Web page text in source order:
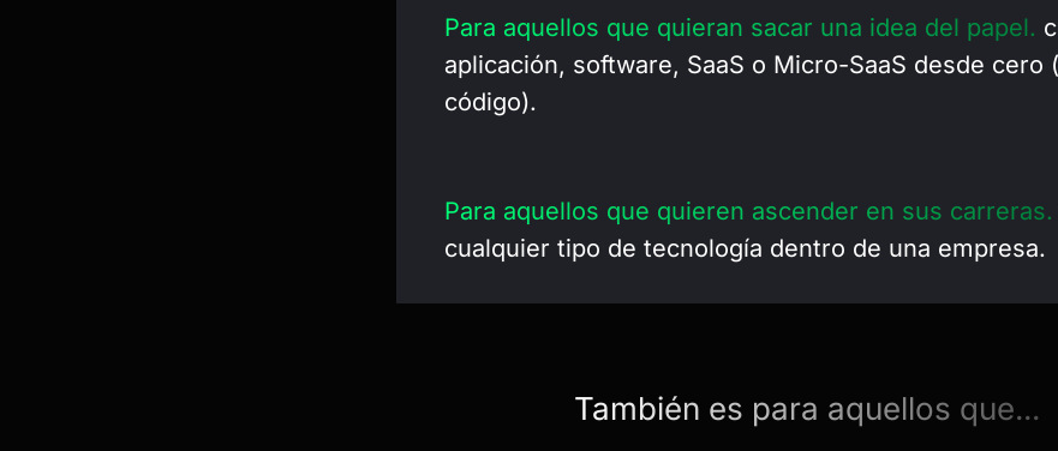
Para aquellos que quieran sacar una idea del papel.
aplicación, software, SaaS o Micro-SaaS desde cero
código).
Para aquellos que quieren ascender en sus carreras.
cualquier tipo de tecnología dentro de una empresa.
También es para aquellos que...